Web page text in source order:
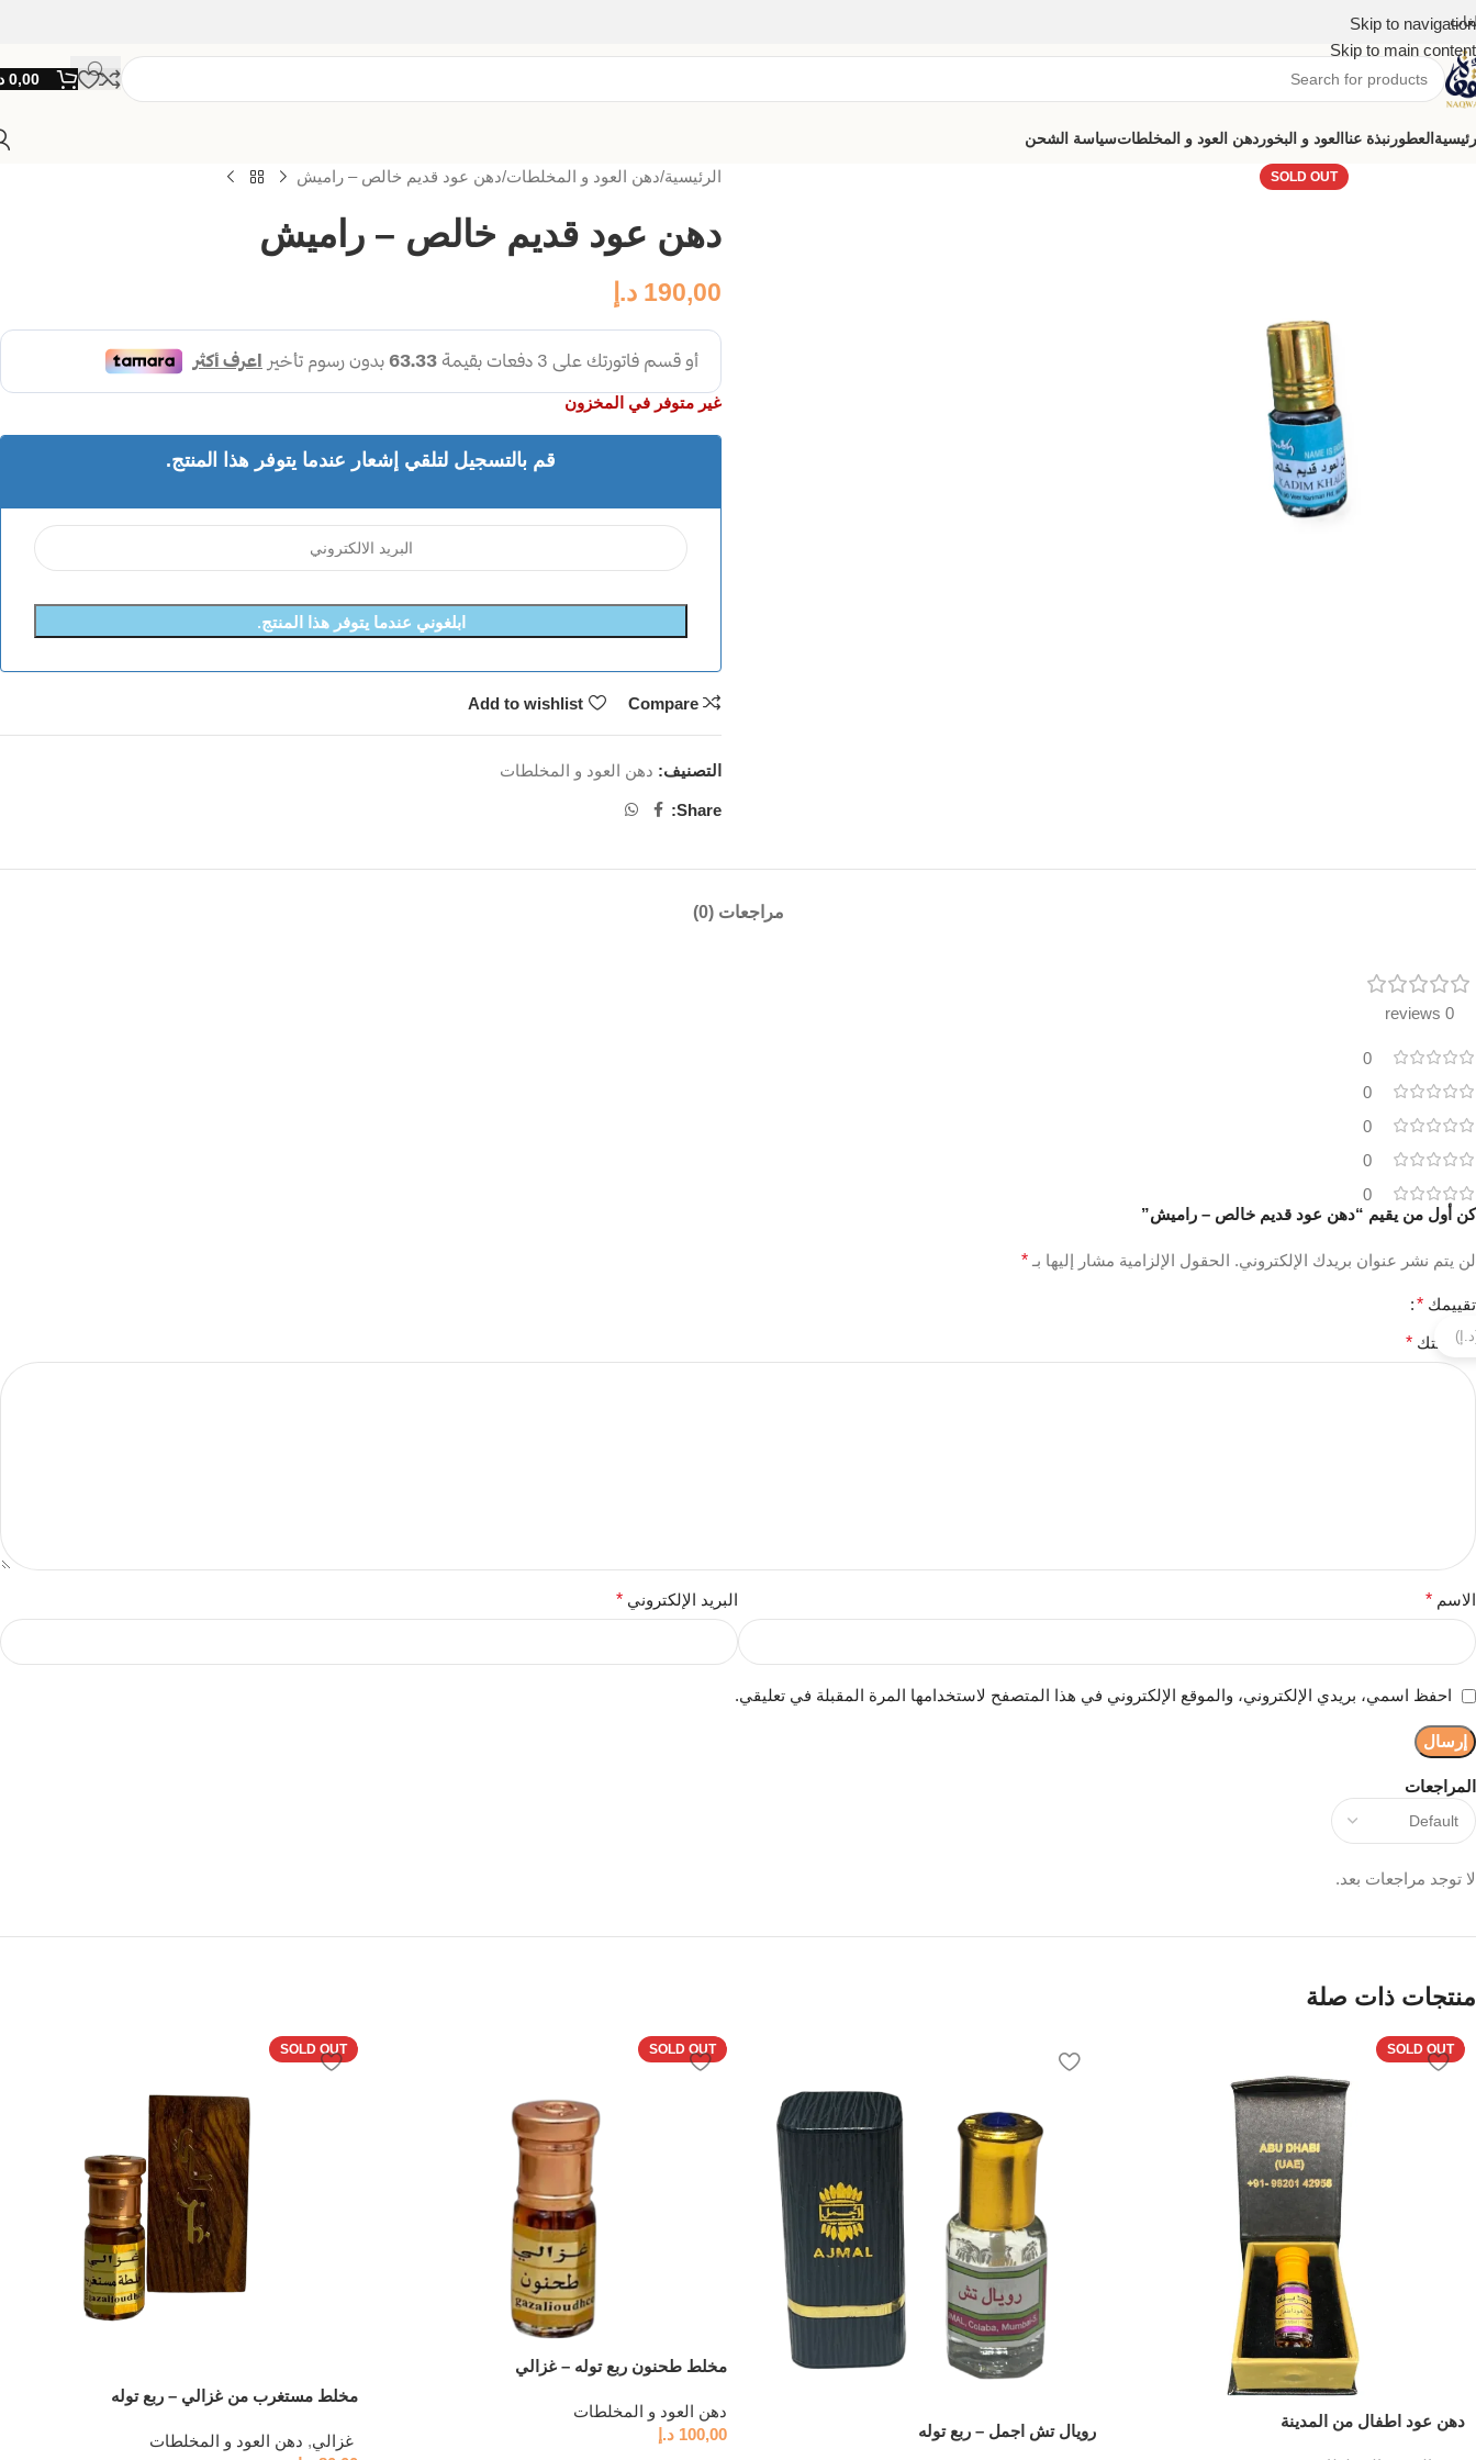
Skip to navigation
Skip to main content
0,00
العطور نبذة عنا العود و البخور دهن العود و المخلطاتسياسة الشحن
SOLD OUT الرئيسية دهن العود و المخلطات دهن عود قديم خالص – راميش
دهن عود قديم خالص – راميش
190,00 د.إ
غير متوفر في المخزون
قم بالتسجيل لتلقي إشعار عندما يتوفر هذا المنتج.
ابلغوني عندما يتوفر هذا المنتج.
Compare
Add to wishlist
التصنيف: دهن العود و المخلطات
Share:
مراجعات (0)
0 reviews
0
0
0
0
0
المراجعات
لا توجد مراجعات بعد.
كن أول من يقيم “دهن عود قديم خالص – راميش”
لن يتم نشر عنوان بريدك الإلكتروني. الحقول الإلزامية مشار إليها بـ *
تقييمك *
مراجعتك *
الاسم * البريد الإلكتروني *
احفظ اسمي، بريدي الإلكتروني، والموقع الإلكتروني في هذا المتصفح لاستخدامها المرة المقبلة في تعليقي.
منتجات ذات صلة
SOLD OUT
دهن عود اطفال من المدينة
رويال تش اجمل – ربع توله
SOLD OUT
مخلط طحنون ربع توله – غزالي
دهن العود و المخلطات
100,00 د.إ
SOLD OUT
مخلط مستغرب من غزالي – ربع توله
, دهن العود و المخلطات